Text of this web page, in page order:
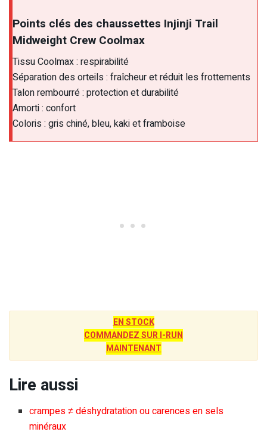
Points clés des chaussettes Injinji Trail
Midweight Crew Coolmax
Tissu Coolmax : respirabilité
Séparation des orteils : fraîcheur et réduit les frottements
Talon rembourré : protection et durabilité
Amorti : confort
Coloris : gris chiné, bleu, kaki et framboise
EN STOCK
COMMANDEZ SUR I-RUN
MAINTENANT
Lire aussi
crampes ≠ déshydratation ou carences en sels
minéraux